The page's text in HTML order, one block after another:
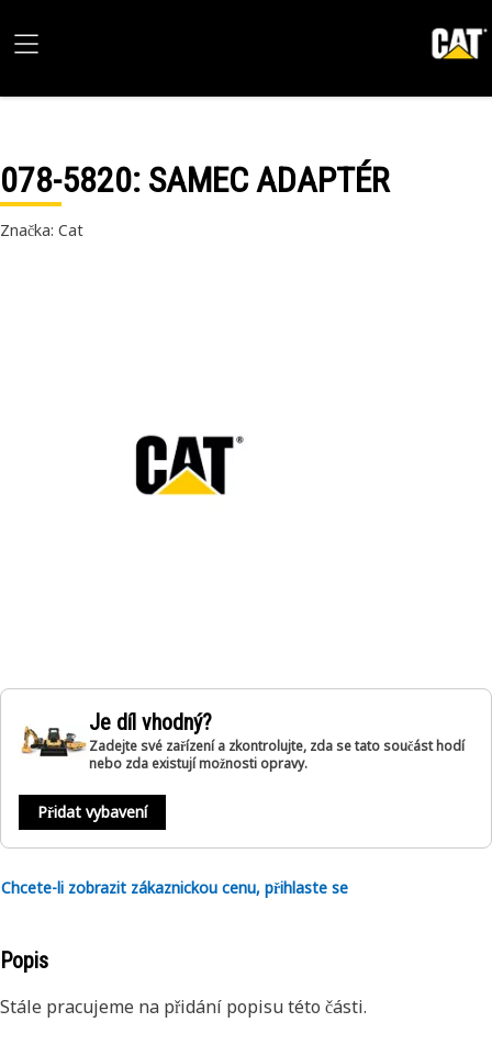
078-5820: SAMEC ADAPTÉR
Značka: Cat
Je díl vhodný?
Zadejte své zařízení a zkontrolujte, zda se tato součást hodí
nebo zda existují možnosti opravy.
Přidat vybavení
Chcete-li zobrazit zákaznickou cenu, přihlaste se
Popis
Stále pracujeme na přidání popisu této části.